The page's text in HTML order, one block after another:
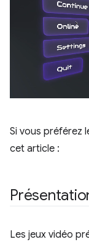
Si vous préférez
cet article :
Les jeux vidéo